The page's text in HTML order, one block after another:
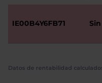
IE00B4Y6FB71
Datos de rentabilidad